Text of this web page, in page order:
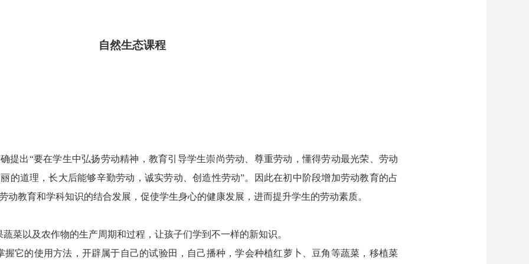
自然生态课程
提出“要在学生中弘扬劳动精神，教育引导学生崇尚劳动、尊重劳动，懂得劳动最光荣、劳动
的道理，长大后能够辛勤劳动，诚实劳动、创造性劳动”。因此在初中阶段增加劳动教育的占
动教育和学科知识的结合发展，促使学生身心的健康发展，进而提升学生的劳动素质。
菜以及农作物的生产周期和过程，让孩子们学到不一样的新知识。
握它的使用方法，开辟属于自己的试验田，自己播种，学会种植红萝卜、豆角等蔬菜，移植菜